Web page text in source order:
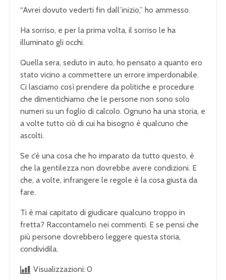
“Avrei dovuto vederti fin dall’inizio,” ho ammesso.
Ha sorriso, e per la prima volta, il sorriso le ha
illuminato gli occhi.
Quella sera, seduto in auto, ho pensato a quanto ero
stato vicino a commettere un errore imperdonabile.
Ci lasciamo così prendere da politiche e procedure
che dimentichiamo che le persone non sono solo
numeri su un foglio di calcolo. Ognuno ha una storia, e
a volte tutto ciò di cui ha bisogno è qualcuno che
ascolti.
Se c’è una cosa che ho imparato da tutto questo, è
che la gentilezza non dovrebbe avere condizioni. E
che, a volte, infrangere le regole è la cosa giusta da
fare.
Ti è mai capitato di giudicare qualcuno troppo in
fretta? Raccontamelo nei commenti. E se pensi che
più persone dovrebbero leggere questa storia,
condividila.
Visualizzazioni: 0